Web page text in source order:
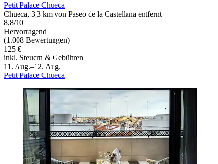
Petit Palace Chueca
Chueca, 3,3 km von Paseo de la Castellana entfernt
8,8/10
Hervorragend
(1.008 Bewertungen)
125 €
inkl. Steuern & Gebühren
11. Aug.–12. Aug.
Petit Palace Chueca